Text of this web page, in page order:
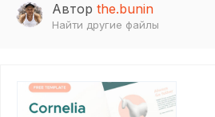
Автор the.bunin
Найти другие файлы